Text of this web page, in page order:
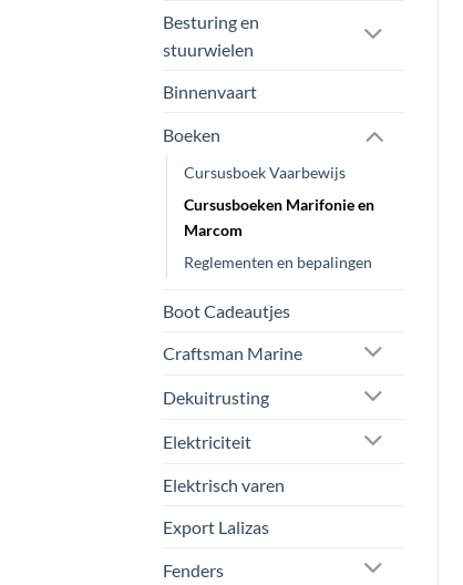
Besturing en
stuurwielen
Binnenvaart
Boeken
Cursusboek Vaarbewijs
Cursusboeken Marifonie en
Marcom
Reglementen en bepalingen
Boot Cadeautjes
Craftsman Marine
Dekuitrusting
Elektriciteit
Elektrisch varen
Export Lalizas
Fenders